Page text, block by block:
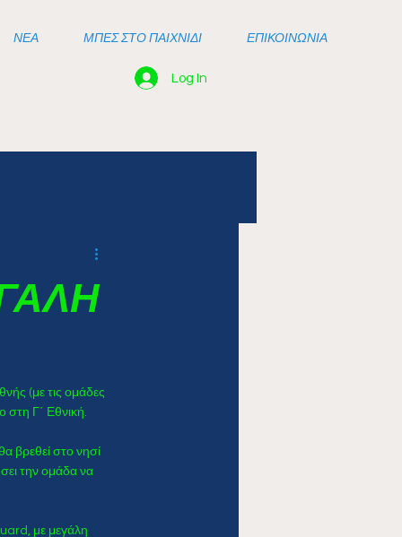
ΝΕΑ ΜΠΕΣ ΣΤΟ ΠΑΙΧΝΙΔΙ ΕΠΙΚΟΙΝΩΝΙΑ
Log In
(με τις ομάδες
στη Γ΄ Εθνική.
βρεθεί στο νησί
την ομάδα να
με μεγάλη